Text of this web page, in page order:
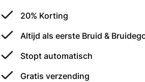
20% Korting
Altijd als eerste Bruid &
Stopt automatisch
Gratis verzending